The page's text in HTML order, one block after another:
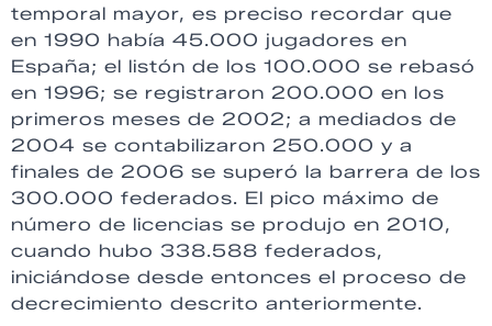
temporal mayor, es preciso recordar que
en 1990 había 45.000 jugadores en
España; el listón de los 100.000 se rebasó
en 1996; se registraron 200.000 en los
primeros meses de 2002; a mediados de
2004 se contabilizaron 250.000 y a
finales de 2006 se superó la barrera de los
300.000 federados. El pico máximo de
número de licencias se produjo en 2010,
cuando hubo 338.588 federados,
iniciándose desde entonces el proceso de
decrecimiento descrito anteriormente.